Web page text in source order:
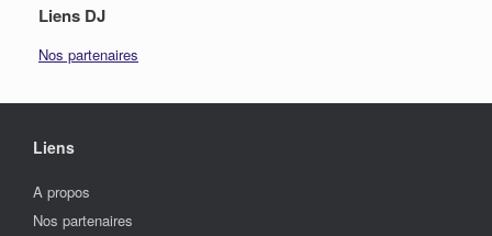
Liens DJ
Nos partenaires
Liens
A propos
Nos partenaires